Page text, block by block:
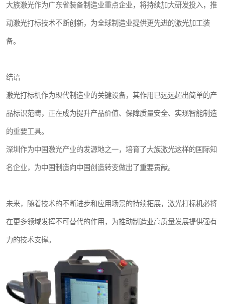
大族激光作为广东省装备制造业重点企业，将持续加大研发投入，推
动激光打标技术不断创新，为全球制造业提供更先进的激光加工装
备。
结语
激光打标机作为现代制造业的关键设备，其作用已远远超出简单的产
品标识范畴，正在成为提升产品价值、保障质量安全、实现智能制造
的重要工具。
深圳作为中国激光产业的发源地之一，培育了大族激光这样的国际知
名企业，为中国制造向中国创造转变做出了重要贡献。
未来，随着技术的不断进步和应用场景的持续拓展，激光打标机必将
在更多领域发挥不可替代的作用，为推动制造业高质量发展提供强有
力的技术支撑。